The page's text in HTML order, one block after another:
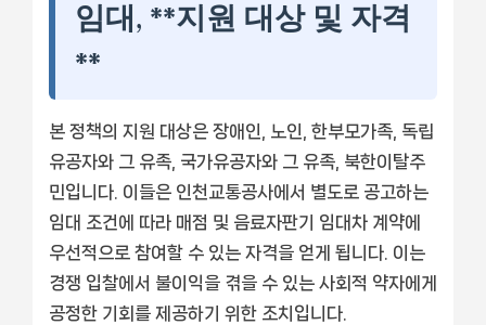
임대, **지원 대상 및 자격
**
본 정책의 지원 대상은 장애인, 노인, 한부모가족, 독립
유공자와 그 유족, 국가유공자와 그 유족, 북한이탈주
민입니다. 이들은 인천교통공사에서 별도로 공고하는
임대 조건에 따라 매점 및 음료자판기 임대차 계약에
우선적으로 참여할 수 있는 자격을 얻게 됩니다. 이는
경쟁 입찰에서 불이익을 겪을 수 있는 사회적 약자에게
공정한 기회를 제공하기 위한 조치입니다.